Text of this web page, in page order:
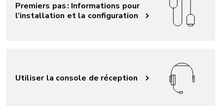
Premiers pas : Informations pour
l’installation et la configuration
Utiliser la console de réception